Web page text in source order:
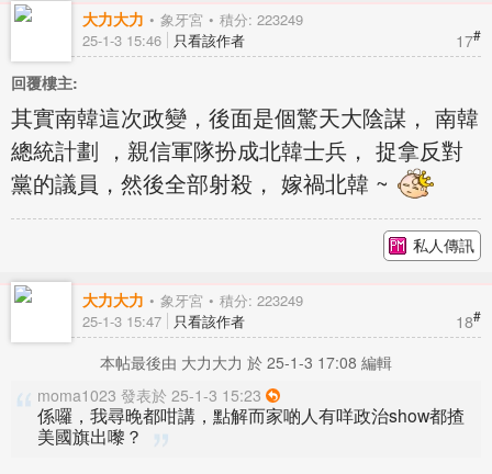
大力大力 象牙宮 積分: 223249
17#
25-1-3 15:46 只看該作者
回覆樓主:
其實南韓這次政變，後面是個驚天大陰謀， 南韓
總統計劃 ，親信軍隊扮成北韓士兵， 捉拿反對
黨的議員，然後全部射殺， 嫁禍北韓 ~
私人傳訊
大力大力 象牙宮 積分: 223249
18#
25-1-3 15:47 只看該作者
本帖最後由 大力大力 於 25-1-3 17:08 編輯
moma1023 發表於 25-1-3 15:23
係囉，我尋晚都咁講，點解而家啲人有咩政治show都揸
美國旗出嚟？